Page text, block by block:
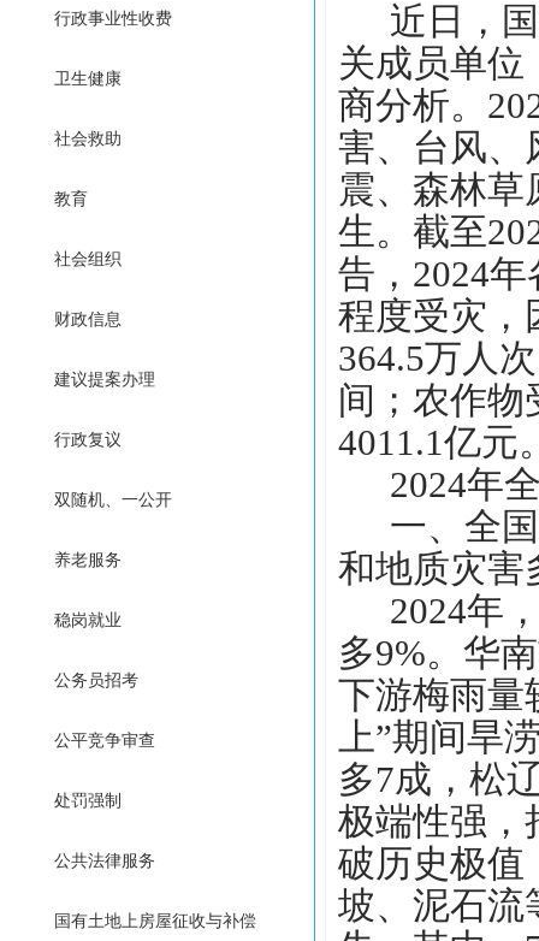
行政事业性收费
卫生健康
社会救助
教育
社会组织
财政信息
建议提案办理
行政复议
双随机、一公开
养老服务
稳岗就业
公务员招考
公平竞争审查
处罚强制
公共法律服务
国有土地上房屋征收与补偿
近日，
关成员单位
商分析。
害、台风、
震、森林草
生。截至
告，2024
程度受灾，
364.5万人
间；农作物
4011.1亿元
2024年
一、全
和地质灾害
2024年
多9%。华
下游梅雨量
上”期间旱
多7成，松
极端性强，
破历史极值
坡、泥石流